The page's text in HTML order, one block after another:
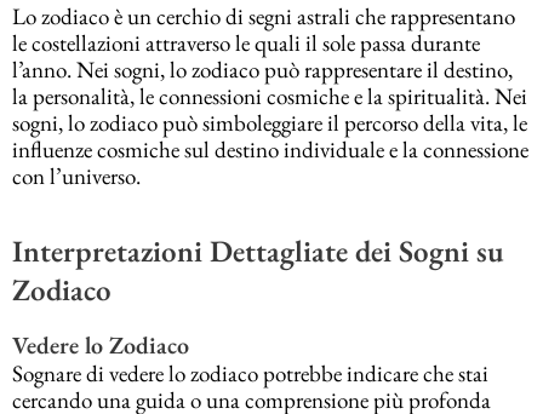
Lo zodiaco è un cerchio di segni astrali che rappresentano
le costellazioni attraverso le quali il sole passa durante
l’anno. Nei sogni, lo zodiaco può rappresentare il destino,
la personalità, le connessioni cosmiche e la spiritualità. Nei
sogni, lo zodiaco può simboleggiare il percorso della vita, le
influenze cosmiche sul destino individuale e la connessione
con l’universo.
Interpretazioni Dettagliate dei Sogni su
Zodiaco
Vedere lo Zodiaco
Sognare di vedere lo zodiaco potrebbe indicare che stai
cercando una guida o una comprensione più profonda